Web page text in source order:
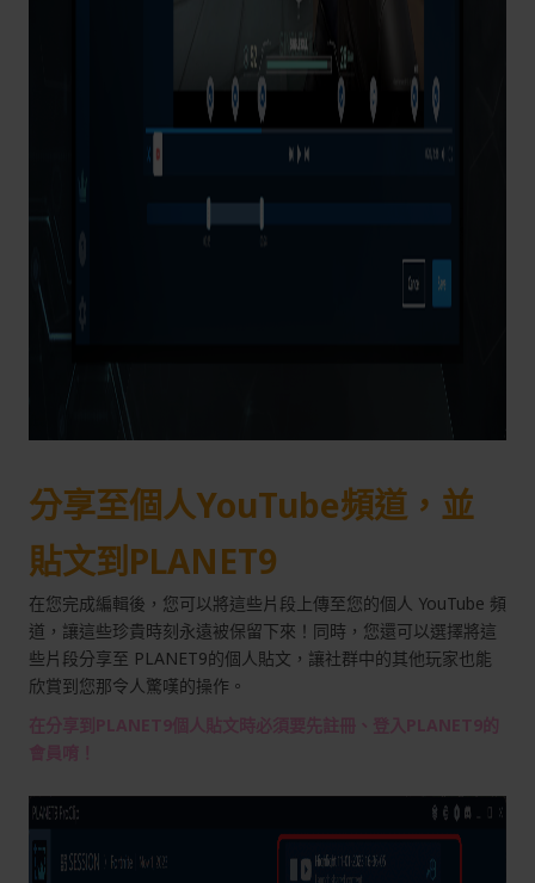
分享至個人YouTube頻道，並
貼文到PLANET9
在您完成編輯後，您可以將這些片段上傳至您的個人 YouTube 頻
道，讓這些珍貴時刻永遠被保留下來！同時，您還可以選擇將這
些片段分享至 PLANET9的個人貼文，讓社群中的其他玩家也能
欣賞到您那令人驚嘆的操作。
在分享到PLANET9個人貼文時必須要先註冊、登入PLANET9的
會員唷！